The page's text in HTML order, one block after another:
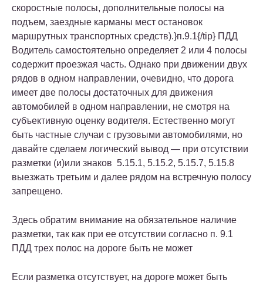
скоростные полосы, дополнительные полосы на
подъем, заездные карманы мест остановок
маршрутных транспортных средств).}п.9.1{/tip} ПДД
Водитель самостоятельно определяет 2 или 4 полосы
содержит проезжая часть. Однако при движении двух
рядов в одном направлении, очевидно, что дорога
имеет две полосы достаточных для движения
автомобилей в одном направлении, не смотря на
субъективную оценку водителя. Естественно могут
быть частные случаи с грузовыми автомобилями, но
давайте сделаем логический вывод — при отсутствии
разметки (и)или знаков 5.15.1, 5.15.2, 5.15.7, 5.15.8
выезжать третьим и далее рядом на встречную полосу
запрещено.
Здесь обратим внимание на обязательное наличие
разметки, так как при ее отсутствии согласно п. 9.1
ПДД трех полос на дороге быть не может
Если разметка отсутствует, на дороге может быть